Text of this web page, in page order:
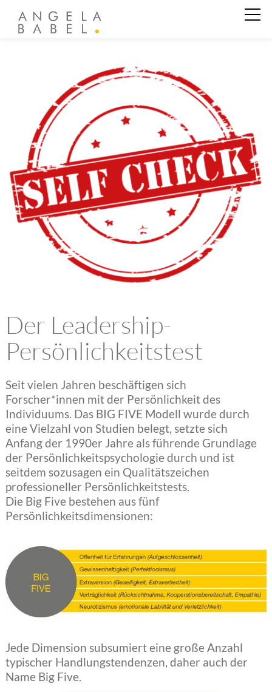
Business Coaching
Executive Coaching
Business Aufstellung
Leadership Masterclass
Leadership Test
Vorträge
Private Coaching
Angela Babel
Kundenstimmen
Aktuelles
Kontakt
Home
Der Leadership-
Persönlichkeitstest
Seit vielen Jahren beschäftigen sich
Forscher*innen mit der Persönlichkeit des
Individuums. Das BIG FIVE Modell wurde durch
eine Vielzahl von Studien belegt, setzte sich
Anfang der 1990er Jahre als führende Grundlage
der Persönlichkeitspsychologie durch und ist
seitdem sozusagen ein Qualitätszeichen
professioneller Persönlichkeitstests.
Die Big Five bestehen aus fünf
Persönlichkeitsdimensionen:
Jede Dimension subsumiert eine große Anzahl
typischer Handlungstendenzen, daher auch der
Name Big Five.